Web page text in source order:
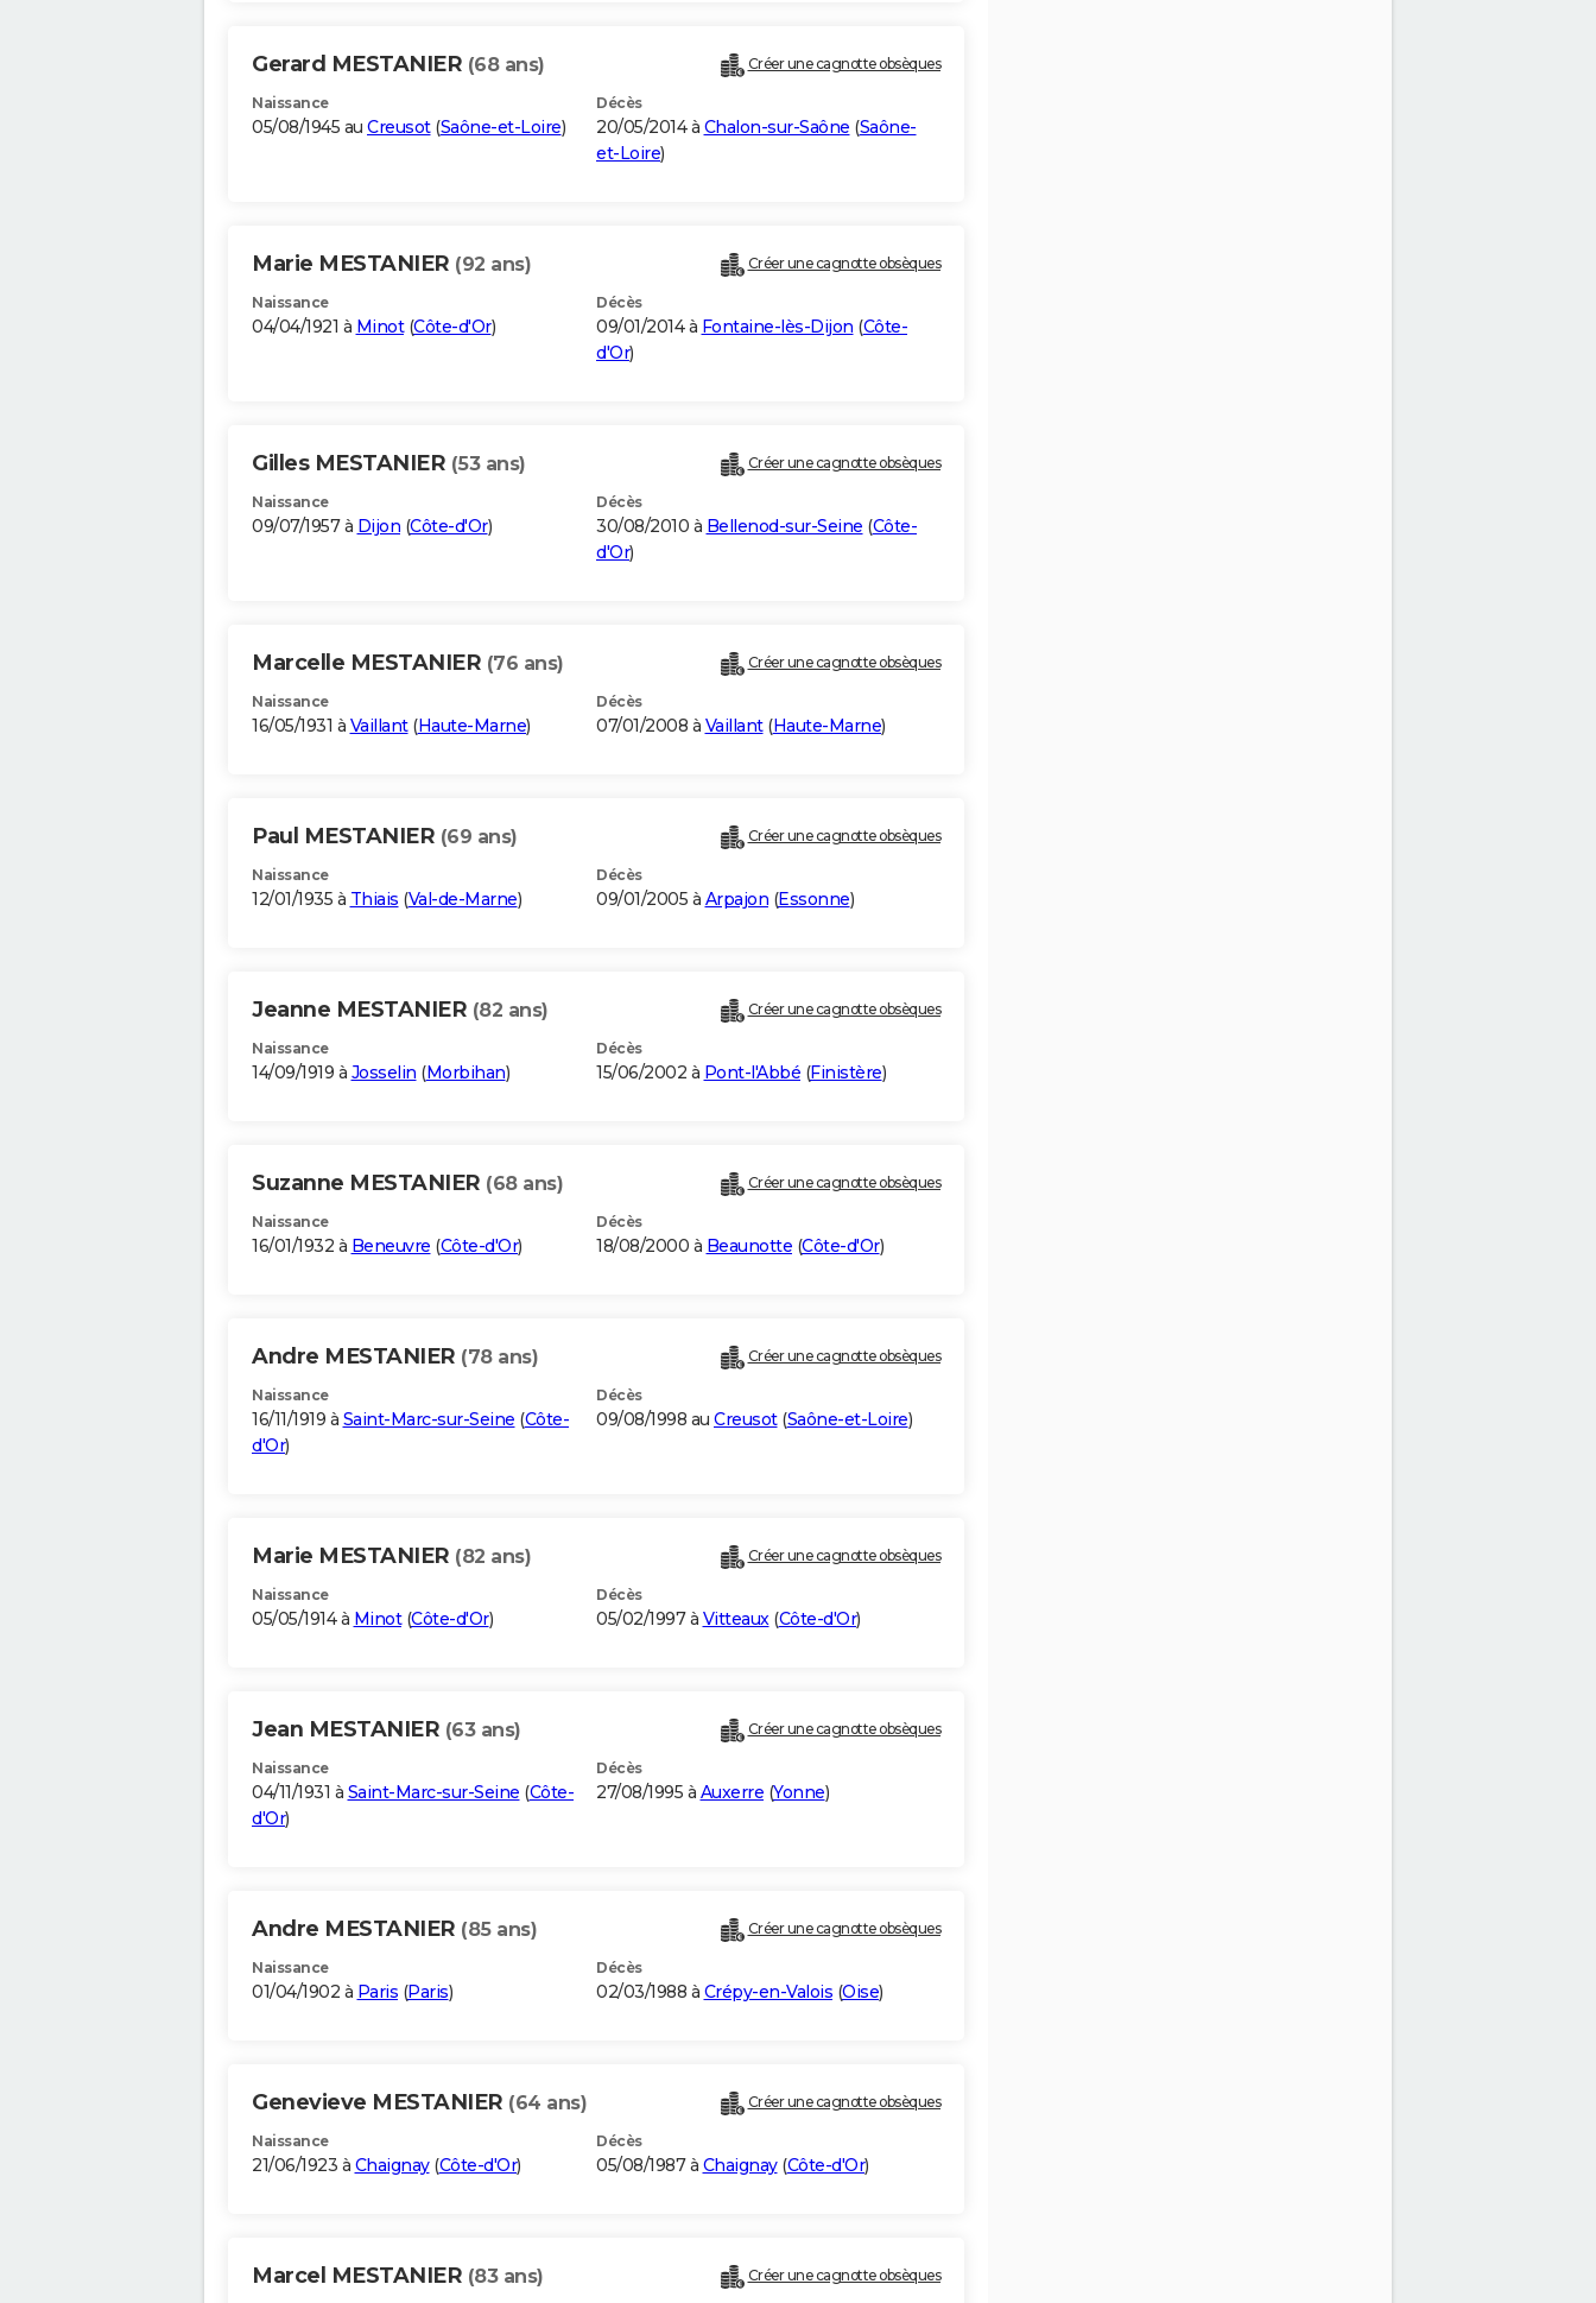
Gerard MESTANIER (68 ans) Créer une cagnotte obsèques
Naissance
05/08/1945 au Creusot(Saône-et-Loire)
Décès
20/05/2014 à Chalon-sur-Saône (Saône-
et-Loire)
Marie MESTANIER (92 ans) Créer une cagnotte obsèques
Naissance
04/04/1921 à Minot(Côte-d'Or)
Décès
09/01/2014 à Fontaine-lès-Dijon (Côte-
d'Or)
Gilles MESTANIER (53 ans) Créer une cagnotte obsèques
Naissance
09/07/1957 à Dijon (Côte-d'Or)
Décès
30/08/2010 à Bellenod-sur-Seine (Côte-
d'Or)
Marcelle MESTANIER (76 ans) Créer une cagnotte obsèques
Naissance
16/05/1931 à Vaillant(Haute-Marne)
Décès
07/01/2008 à Vaillant(Haute-Marne)
Paul MESTANIER (69 ans) Créer une cagnotte obsèques
Naissance
12/01/1935 à Thiais (Val-de-Marne)
Décès
09/01/2005 à Arpajon (Essonne)
Jeanne MESTANIER (82 ans) Créer une cagnotte obsèques
Naissance
14/09/1919 à Josselin (Morbihan)
Décès
15/06/2002 à Pont-l'Abbé (Finistère)
Suzanne MESTANIER (68 ans) Créer une cagnotte obsèques
Naissance
16/01/1932 à Beneuvre (Côte-d'Or)
Décès
18/08/2000 à Beaunotte (Côte-d'Or)
Andre MESTANIER (78 ans) Créer une cagnotte obsèques
Naissance
16/11/1919 à Saint-Marc-sur-Seine (Côte-
d'Or)
Décès
09/08/1998 au Creusot(Saône-et-Loire)
Marie MESTANIER (82 ans) Créer une cagnotte obsèques
Naissance
05/05/1914 à Minot(Côte-d'Or)
Décès
05/02/1997 à Vitteaux(Côte-d'Or)
Jean MESTANIER (63 ans) Créer une cagnotte obsèques
Naissance
04/11/1931 à Saint-Marc-sur-Seine (Côte-
d'Or)
Décès
27/08/1995 à Auxerre (Yonne)
Andre MESTANIER (85 ans) Créer une cagnotte obsèques
Naissance
01/04/1902 à Paris (Paris)
Décès
02/03/1988 à Crépy-en-Valois (Oise)
Genevieve MESTANIER (64 ans) Créer une cagnotte obsèques
Naissance
21/06/1923 à Chaignay(Côte-d'Or)
Décès
05/08/1987 à Chaignay(Côte-d'Or)
Marcel MESTANIER (83 ans) Créer une cagnotte obsèques